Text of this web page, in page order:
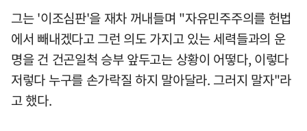
그는 '이조심판'을 재차 꺼내들며 "자유민주주의를 헌법
에서 빼내겠다고 그런 의도 가지고 있는 세력들과의 운
명을 건 건곤일척 승부 앞두고는 상황이 어떻다, 이렇다
저렇다 누구를 손가락질 하지 말아달라. 그러지 말자"라
고 했다.